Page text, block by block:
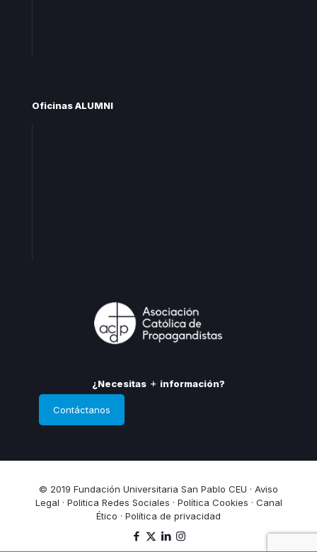
Oficinas ALUMNI
¿Necesitas información?
Contáctanos
© 2019 Fundación Universitaria San Pablo CEU · Aviso
Legal · Politica Redes Sociales · Política Cookies · Canal
Ético · Política de privacidad